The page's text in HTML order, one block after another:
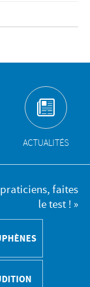
ACTUALITÉS
faites
le test ! »